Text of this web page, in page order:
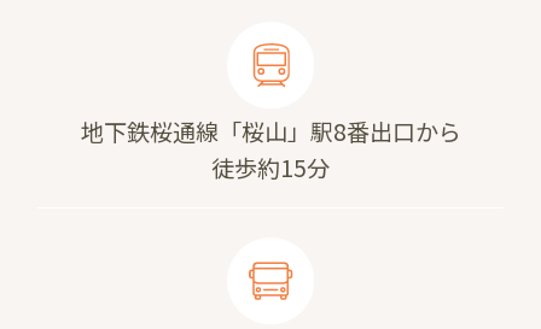
地下鉄桜通線「桜山」駅8番出口から
徒歩約15分